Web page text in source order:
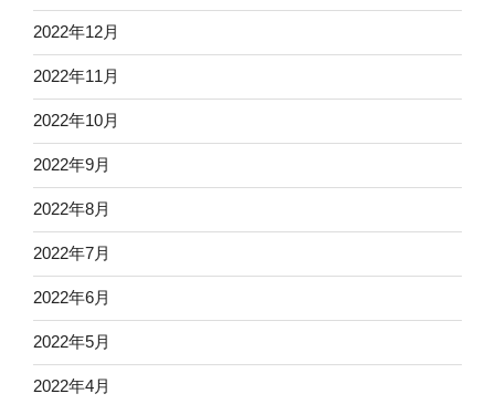
2022年12月
2022年11月
2022年10月
2022年9月
2022年8月
2022年7月
2022年6月
2022年5月
2022年4月